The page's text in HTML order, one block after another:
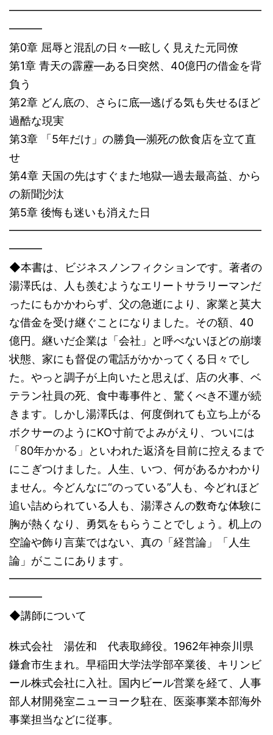
━━━━━━━━━━━━━━━━━━━━━━━
━━━
第0章 屈辱と混乱の日々―眩しく見えた元同僚
第1章 青天の霹靂―ある日突然、40億円の借金を背
負う
第2章 どん底の、さらに底―逃げる気も失せるほど
過酷な現実
第3章 「5年だけ」の勝負―瀕死の飲食店を立て直
せ
第4章 天国の先はすぐまた地獄―過去最高益、から
の新聞沙汰
第5章 後悔も迷いも消えた日
━━━━━━━━━━━━━━━━━━━━━━━
━━━
◆本書は、ビジネスノンフィクションです。著者の
湯澤氏は、人も羨むようなエリートサラリーマンだ
ったにもかかわらず、父の急逝により、家業と莫大
な借金を受け継ぐことになりました。その額、40
億円。継いだ企業は「会社」と呼べないほどの崩壊
状態、家にも督促の電話がかかってくる日々でし
た。やっと調子が上向いたと思えば、店の火事、ベ
テラン社員の死、食中毒事件と、驚くべき不運が続
きます。しかし湯澤氏は、何度倒れても立ち上がる
ボクサーのようにKO寸前でよみがえり、ついには
「80年かかる」といわれた返済を目前に控えるまで
にこぎつけました。人生、いつ、何があるかわかり
ません。今どんなに“のっている”人も、今どれほど
追い詰められている人も、湯澤さんの数奇な体験に
胸が熱くなり、勇気をもらうことでしょう。机上の
空論や飾り言葉ではない、真の「経営論」「人生
論」がここにあります。
━━━━━━━━━━━━━━━━━━━━━━━
━━━
◆講師について
株式会社 湯佐和 代表取締役。1962年神奈川県
鎌倉市生まれ。早稲田大学法学部卒業後、キリンビ
ール株式会社に入社。国内ビール営業を経て、人事
部人材開発室ニューヨーク駐在、医薬事業本部海外
事業担当などに従事。